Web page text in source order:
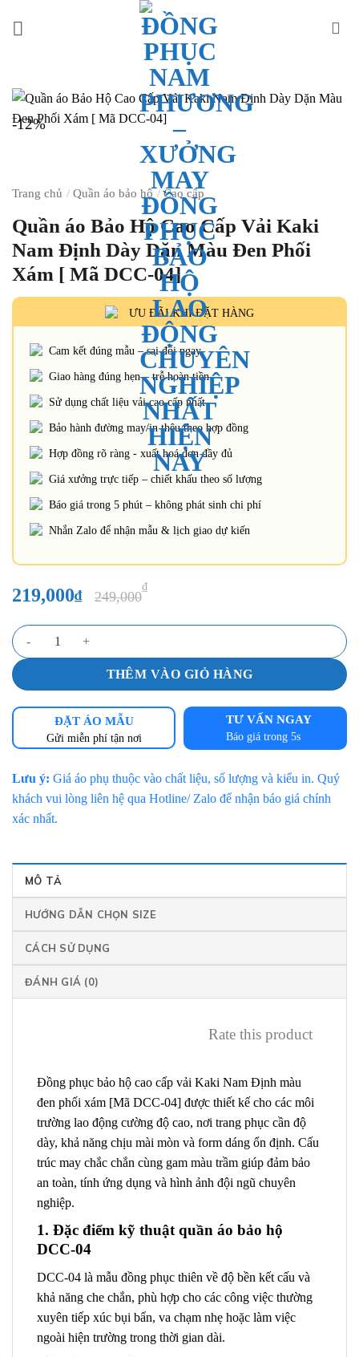
-12%
Trang chủ / Quần áo bảo hộ / Cao cấp
Quần áo Bảo Hộ Cao Cấp Vải Kaki
Nam Định Dày Dặn Màu Đen Phối
Xám [ Mã DCC-04]
ƯU ĐÃI KHI ĐẶT HÀNG
Cam kết đúng mẫu – sai đổi ngay
Giao hàng đúng hẹn – trễ hoàn tiền
Sử dụng chất liệu vải cao cấp nhất
Bảo hành đường may/in thêu theo hợp đồng
Hợp đồng rõ ràng - xuất hoá đơn đầy đủ
Giá xưởng trực tiếp – chiết khấu theo số lượng
Báo giá trong 5 phút – không phát sinh chi phí
Nhắn Zalo để nhận mẫu & lịch giao dự kiến
219,000₫ 249,000
₫
Quần áo Bảo Hộ Cao Cấp Vải Kaki Nam Định Dày Dặn Màu Đen
THÊM VÀO GIỎ HÀNG
ĐẶT ÁO MẪU
Gửi miễn phí tận nơi
TƯ VẤN NGAY
Báo giá trong 5s
Lưu ý: Giá áo phụ thuộc vào chất liệu, số lượng và kiểu in. Quý
khách vui lòng liên hệ qua Hotline/ Zalo để nhận báo giá chính
xác nhất.
MÔ TẢ
HƯỚNG DẪN CHỌN SIZE
CÁCH SỬ DỤNG
ĐÁNH GIÁ (0)
Rate this product
Đồng phục bảo hộ cao cấp vải Kaki Nam Định màu
đen phối xám [Mã DCC-04] được thiết kế cho các môi
trường lao động cường độ cao, nơi trang phục cần độ
dày, khả năng chịu mài mòn và form dáng ổn định. Cấu
trúc may chắc chắn cùng gam màu trầm giúp đảm bảo
an toàn, tính ứng dụng và hình ảnh đội ngũ chuyên
nghiệp.
1. Đặc điểm kỹ thuật quần áo bảo hộ
DCC-04
DCC-04 là mẫu đồng phục thiên về độ bền kết cấu và
khả năng che chắn, phù hợp cho các công việc thường
xuyên tiếp xúc bụi bẩn, va chạm nhẹ hoặc làm việc
ngoài hiện trường trong thời gian dài.